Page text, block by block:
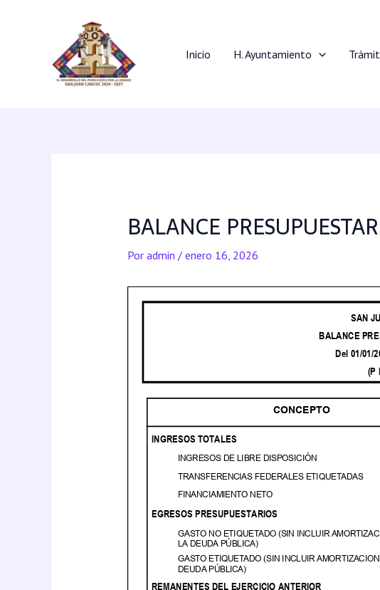
Inicio H. Ayuntamiento
BALANCE
Por admin / enero 16, 2026